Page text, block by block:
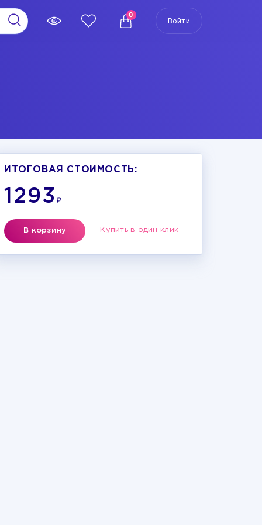
0
Войти
ИТОГОВАЯ СТОИМОСТЬ:
1293 ₽
В корзину Купить в один клик